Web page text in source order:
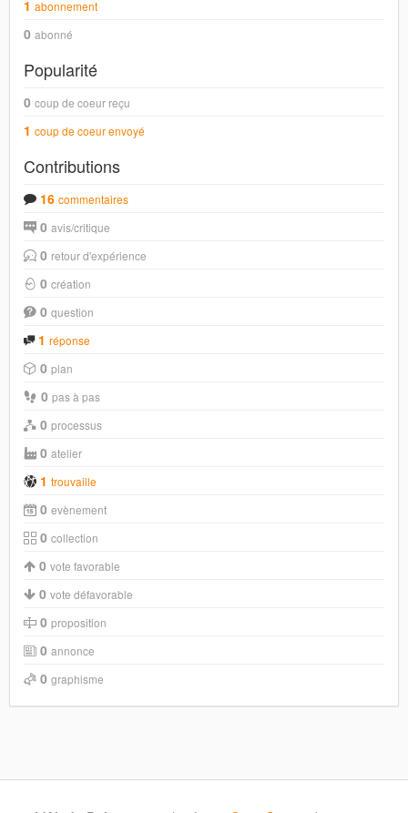
1 abonnement
0 abonné
Popularité
0 coup de coeur reçu
1 coup de coeur envoyé
Contributions
16 commentaires
0 avis/critique
0 retour d'expérience
0 création
0 question
1 réponse
0 plan
0 pas à pas
0 processus
0 atelier
1 trouvaille
0 evènement
0 collection
0 vote favorable
0 vote défavorable
0 proposition
0 annonce
0 graphisme